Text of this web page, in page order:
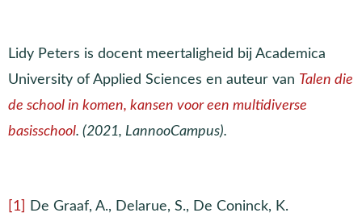
Lidy Peters is docent meertaligheid bij Academica
University of Applied Sciences en auteur van Talen die
de school in komen, kansen voor een multidiverse
basisschool. (2021, LannooCampus).
[1]
De Graaf, A., Delarue, S., De Coninck, K.